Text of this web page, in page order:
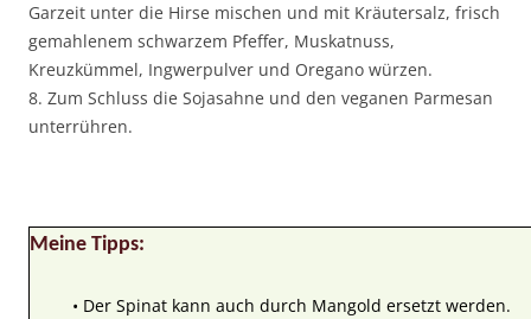
Garzeit unter die Hirse mischen und mit Kräutersalz, frisch
gemahlenem schwarzem Pfeffer, Muskatnuss,
Kreuzkümmel, Ingwerpulver und Oregano würzen.
8. Zum Schluss die Sojasahne und den veganen Parmesan
unterrühren.
Meine Tipps:
• Der Spinat kann auch durch Mangold ersetzt werden.